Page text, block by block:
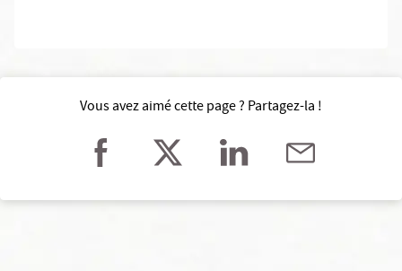
Vous avez aimé cette page ? Partagez-la !